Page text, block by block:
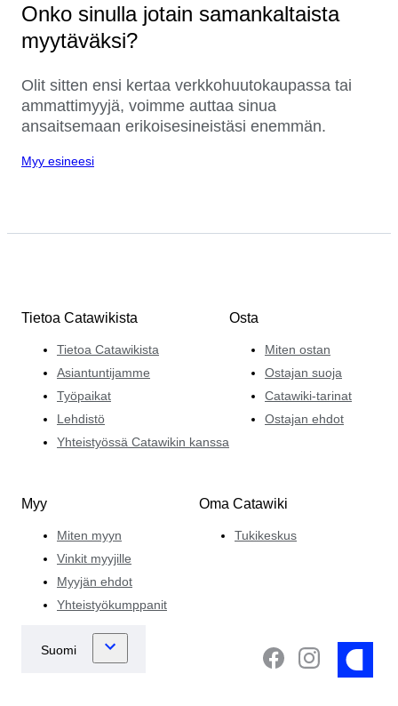
Onko sinulla jotain samankaltaista
myytäväksi?
Olit sitten ensi kertaa verkkohuutokaupassa tai
ammattimyyjä, voimme auttaa sinua
ansaitsemaan erikoisesineistäsi enemmän.
Myy esineesi
Tietoa Catawikista
Tietoa Catawikista
Asiantuntijamme
Työpaikat
Lehdistö
Yhteistyössä Catawikin kanssa
Osta
Miten ostan
Ostajan suoja
Catawiki-tarinat
Ostajan ehdot
Myy
Miten myyn
Vinkit myyjille
Myyjän ehdot
Yhteistyökumppanit
Oma Catawiki
Tukikeskus